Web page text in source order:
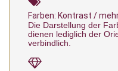
Farben: Kontrast /
Die Darstellung der
dienen lediglich der
verbindlich.